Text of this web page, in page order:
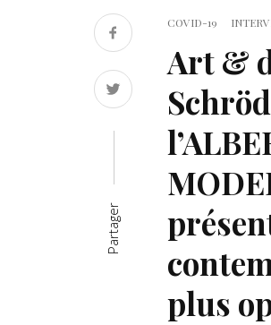
Partager
COVID-19
Art &
plus